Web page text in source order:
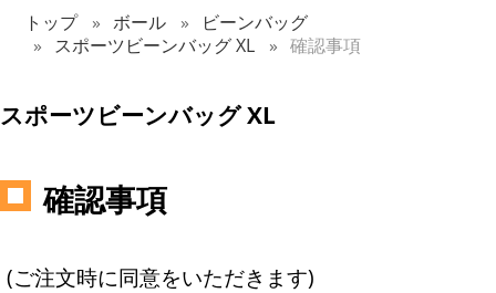
トップ ボール
ビーンバッグ
スポーツビーンバッグ XL
確認事項
スポーツビーンバッグ XL
確認事項
(ご注文時に同意をいただきます)